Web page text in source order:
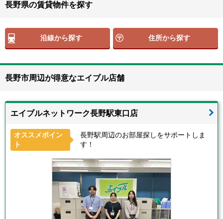
長野県の賃貸物件を探す
沿線から探す 住所から探す
長野市周辺が得意なエイブル店舗
エイブルネットワーク長野駅東口店
オススメポイン
ト
長野駅周辺のお部屋探しをサポートしま
す！